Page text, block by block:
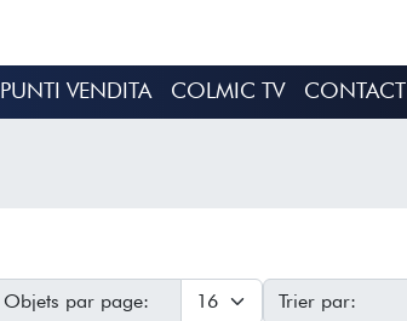
PUNTI VENDITA COLMIC TV CONTACT
Objets par page: Trier par: